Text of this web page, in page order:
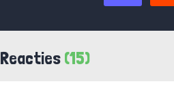
Reacties (15)